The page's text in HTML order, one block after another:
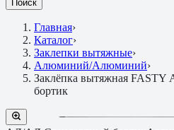
Поиск
Главная›
Каталог›
Заклепки вытяжные›
Алюминий/Алюминий›
Заклёпка вытяжная
бортик